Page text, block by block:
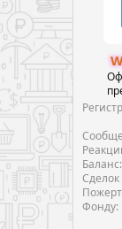
Баланс
Сделок
Фонду